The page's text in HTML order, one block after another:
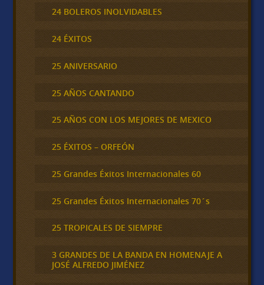
24 BOLEROS INOLVIDABLES
24 ÉXITOS
25 ANIVERSARIO
25 AÑOS CANTANDO
25 AÑOS CON LOS MEJORES DE MEXICO
25 ÉXITOS – ORFEÓN
25 Grandes Éxitos Internacionales 60
25 Grandes Éxitos Internacionales 70´s
25 TROPICALES DE SIEMPRE
3 GRANDES DE LA BANDA EN HOMENAJE A
JOSÉ ALFREDO JIMÉNEZ